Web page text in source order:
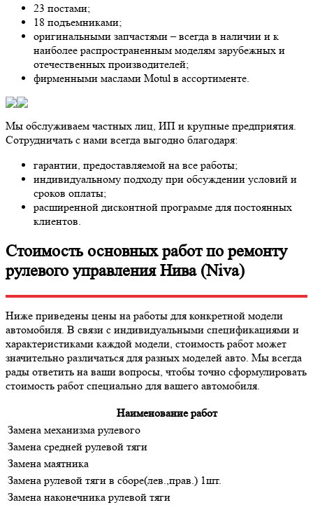
23 постами;
18 подъемниками;
оригинальными запчастями – всегда в наличии и к
наиболее распространенным моделям зарубежных и
отечественных производителей;
фирменными маслами Motul в ассортименте.
Мы обслуживаем частных лиц, ИП и крупные предприятия.
Сотрудничать с нами всегда выгодно благодаря:
гарантии, предоставляемой на все работы;
индивидуальному подходу при обсуждении условий и
сроков оплаты;
расширенной дисконтной программе для постоянных
клиентов.
Стоимость основных работ по ремонту
рулевого управления Нива (Niva)
Ниже приведены цены на работы для конкретной модели
автомобиля. В связи с индивидуальными спецификациями и
характеристиками каждой модели, стоимость работ может
значительно различаться для разных моделей авто. Мы всегда
рады ответить на ваши вопросы, чтобы точно сформулировать
стоимость работ специально для вашего автомобиля.
Наименование работ
Замена механизма рулевого
Замена средней рулевой тяги
Замена маятника
Замена рулевой тяги в сборе(лев.,прав.) 1шт.
Замена наконечника рулевой тяги